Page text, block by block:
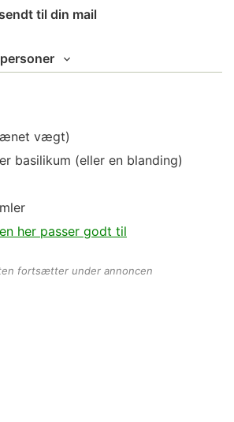
til din mail
vægt)
basilikum (eller en blanding)
her passer godt til
fortsætter under annoncen